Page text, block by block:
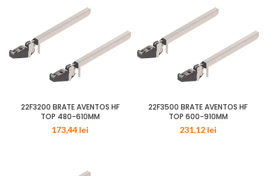
22F3200 BRATE AVENTOS HF
TOP 480-610MM
173,44 lei
22F3500 BRATE AVENTOS HF
TOP 600-910MM
231,12 lei